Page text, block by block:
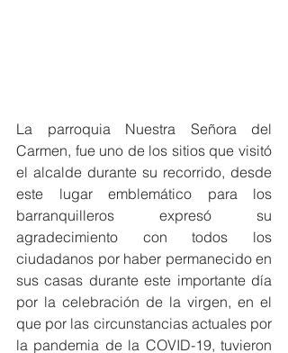
La parroquia Nuestra Señora del
Carmen, fue uno de los sitios que visitó
el alcalde durante su recorrido, desde
este lugar emblemático para los
barranquilleros expresó su
agradecimiento con todos los
ciudadanos por haber permanecido en
sus casas durante este importante día
por la celebración de la virgen, en el
que por las circunstancias actuales por
la pandemia de la COVID-19, tuvieron